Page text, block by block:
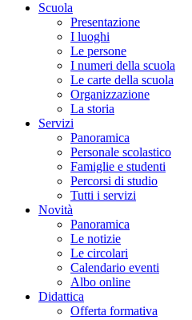
Scuola
Presentazione
I luoghi
Le persone
I numeri della scuola
Le carte della scuola
Organizzazione
La storia
Servizi
Panoramica
Personale scolastico
Famiglie e studenti
Percorsi di studio
Tutti i servizi
Novità
Panoramica
Le notizie
Le circolari
Calendario eventi
Albo online
Didattica
Offerta formativa